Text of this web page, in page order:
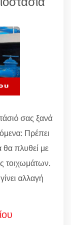
σας ξανά
Πρέπει
θα πλυθεί με
τοιχωμάτων.
αλλαγή